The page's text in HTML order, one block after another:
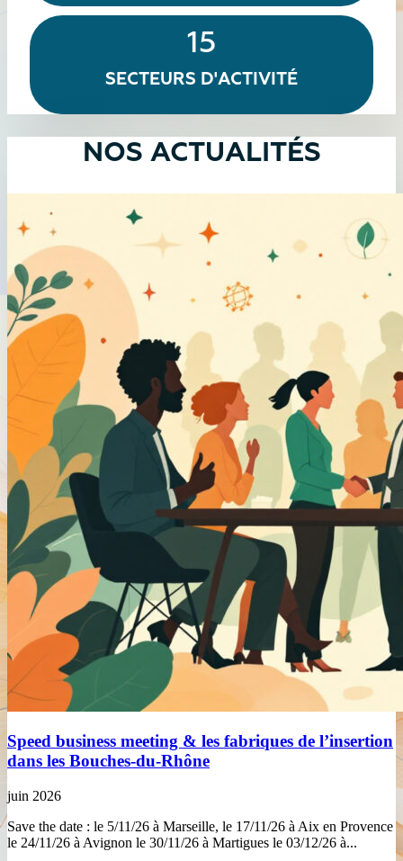
SECTEURS D'ACTIVITÉ
15
NOS ACTUALITÉS
Speed business meeting & les fabriques de l’insertion
dans les Bouches-du-Rhône
juin 2026
Save the date : le 5/11/26 à Marseille, le 17/11/26 à Aix en Provence
le 24/11/26 à Avignon le 30/11/26 à Martigues le 03/12/26 à...